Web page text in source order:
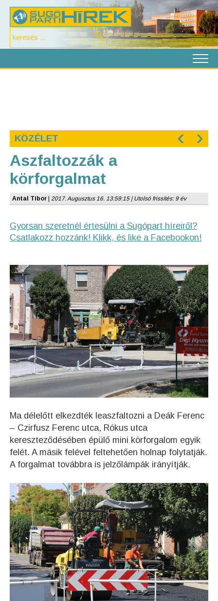
KÖZÉLET ‹ ›
Aszfaltozzák a
körforgalmat
Antal Tibor 2017. Augusztus 16. 13:59:15 | Utolsó frissítés: 9 év
Gyorsan szeretnél értesülni a Sugópart híreiről?
Csatlakozz hozzánk! Klikk, és like a Facebookon!
Ma délelőtt elkezdték leaszfaltozni a Deák Ferenc
– Czirfusz Ferenc utca, Rókus utca
kereszteződésében épülő mini körforgalom egyik
felét. A másik felével feltehetően holnap folytatják.
A forgalmat továbbra is jelzőlámpák irányítják.